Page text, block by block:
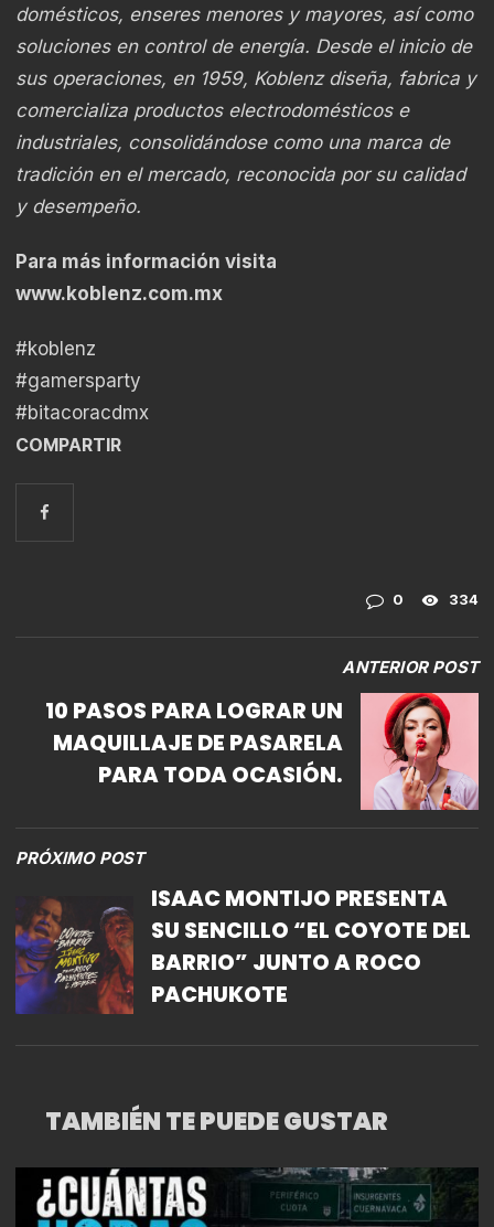
domésticos, enseres menores y mayores, así como
soluciones en control de energía. Desde el inicio de
sus operaciones, en 1959, Koblenz diseña, fabrica y
comercializa productos electrodomésticos e
industriales, consolidándose como una marca de
tradición en el mercado, reconocida por su calidad
y desempeño.
Para más información visita
www.koblenz.com.mx
#koblenz
#gamersparty
#bitacoracdmx
COMPARTIR
0 334
ANTERIOR POST
10 PASOS PARA LOGRAR UN
MAQUILLAJE DE PASARELA
PARA TODA OCASIÓN.
PRÓXIMO POST
ISAAC MONTIJO PRESENTA
SU SENCILLO “EL COYOTE DEL
BARRIO” JUNTO A ROCO
PACHUKOTE
TAMBIÉN TE PUEDE GUSTAR